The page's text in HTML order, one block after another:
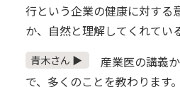
行という企業の健康に対する
か、自然と理解してくれてい
青木さん ▶
産業医の講義
で、多くのことを教わります